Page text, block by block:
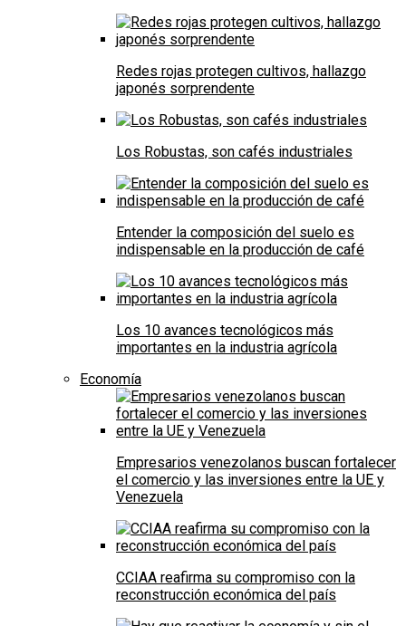
Redes rojas protegen cultivos, hallazgo
japonés sorprendente
Los Robustas, son cafés industriales
Entender la composición del suelo es
indispensable en la producción de café
Los 10 avances tecnológicos más
importantes en la industria agrícola
Economía
Empresarios venezolanos buscan fortalecer
el comercio y las inversiones entre la UE y
Venezuela
CCIAA reafirma su compromiso con la
reconstrucción económica del país